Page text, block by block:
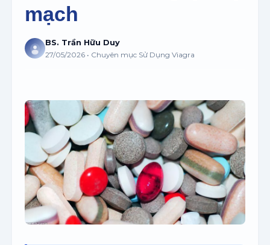
mạch
BS. Trần Hữu Duy
27/05/2026 • Chuyên mục Sử Dụng Viagra